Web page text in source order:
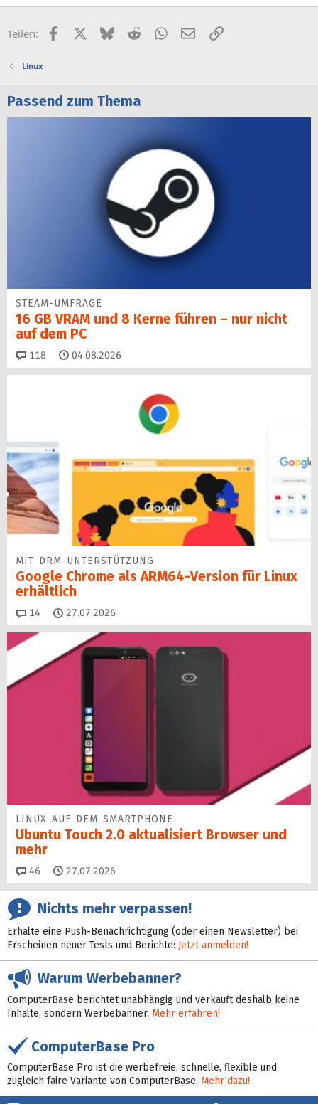
Teilen: FacebookX (Twitter)
BlueskyRedditWhatsApp
E-MailLink
Linux
Passend zum Thema
STEAM-UMFRAGE
16 GB VRAM und 8 Kerne führen – nur nicht
auf dem PC
118 Kommentare
04.08.2026
MIT DRM-UNTERSTÜTZUNG
Google Chrome als ARM64-Version für Linux
erhältlich
14 Kommentare
27.07.2026
LINUX AUF DEM SMARTPHONE
Ubuntu Touch 2.0 aktualisiert Browser und
mehr
46 Kommentare
27.07.2026
Nichts mehr verpassen!
Erhalte eine Push-Benachrichtigung (oder einen Newsletter) bei
Erscheinen neuer Tests und Berichte: Jetzt anmelden!
Warum Werbebanner?
ComputerBase berichtet unabhängig und verkauft deshalb keine
Inhalte, sondern Werbebanner. Mehr erfahren!
ComputerBase Pro
ComputerBase Pro ist die werbefreie, schnelle, flexible und
zugleich faire Variante von ComputerBase. Mehr dazu!